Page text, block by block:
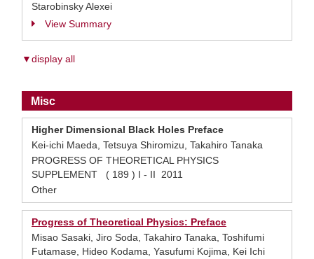
Starobinsky Alexei
View Summary
▼display all
Misc
Higher Dimensional Black Holes Preface
Kei-ichi Maeda, Tetsuya Shiromizu, Takahiro Tanaka
PROGRESS OF THEORETICAL PHYSICS
SUPPLEMENT ( 189 ) I - II 2011
Other
Progress of Theoretical Physics: Preface
Misao Sasaki, Jiro Soda, Takahiro Tanaka, Toshifumi
Futamase, Hideo Kodama, Yasufumi Kojima, Kei Ichi